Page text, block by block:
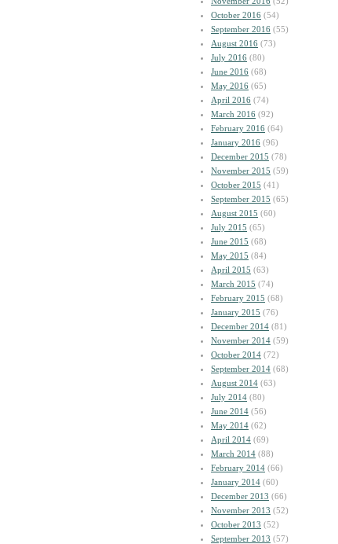
October 2016 (54)
September 2016 (55)
August 2016 (73)
July 2016 (80)
June 2016 (68)
May 2016 (65)
April 2016 (74)
March 2016 (92)
February 2016 (64)
January 2016 (96)
December 2015 (78)
November 2015 (59)
October 2015 (41)
September 2015 (65)
August 2015 (60)
July 2015 (65)
June 2015 (68)
May 2015 (84)
April 2015 (63)
March 2015 (74)
February 2015 (68)
January 2015 (76)
December 2014 (81)
November 2014 (59)
October 2014 (72)
September 2014 (68)
August 2014 (63)
July 2014 (80)
June 2014 (56)
May 2014 (62)
April 2014 (69)
March 2014 (88)
February 2014 (66)
January 2014 (60)
December 2013 (66)
November 2013 (52)
October 2013 (52)
September 2013 (57)